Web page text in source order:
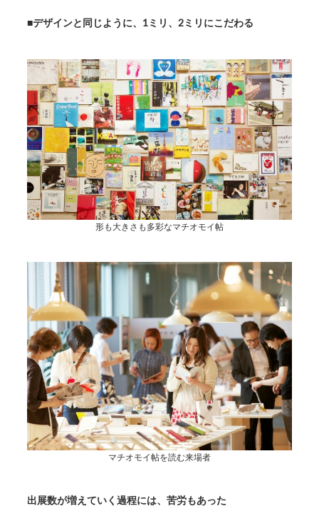
■デザインと同じように、1ミリ、2ミリにこだわる
形も大きさも多彩なマチオモイ帖
マチオモイ帖を読む来場者
出展数が増えていく過程には、苦労もあった